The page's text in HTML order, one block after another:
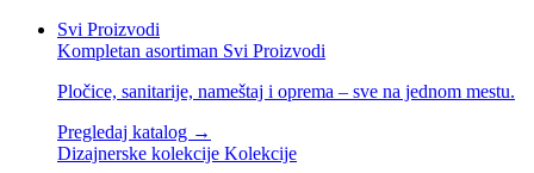
Svi Proizvodi
Kompletan asortiman Svi Proizvodi
Pločice, sanitarije, nameštaj i oprema – sve na jednom mestu.
Pregledaj katalog →
Dizajnerske kolekcije Kolekcije